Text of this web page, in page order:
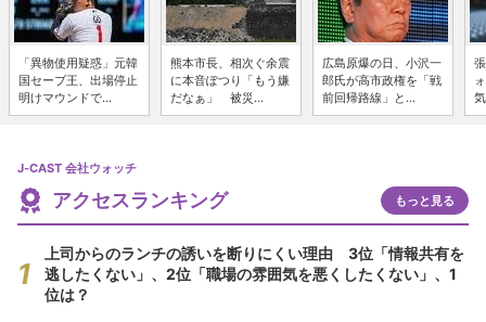
「異物使用疑惑」元韓
国セーブ王、出場停止
明けマウンドで...
熊本市長、相次ぐ余震
に本音ぽつり「もう嫌
だなぁ」 被災...
広島原爆の日、小沢一
郎氏が高市政権を「戦
前回帰路線」と...
J-CAST 会社ウォッチ
アクセスランキング もっと見る
上司からのランチの誘いを断りにくい理由 3位「情報共有を
逃したくない」、2位「職場の雰囲気を悪くしたくない」、1
位は？